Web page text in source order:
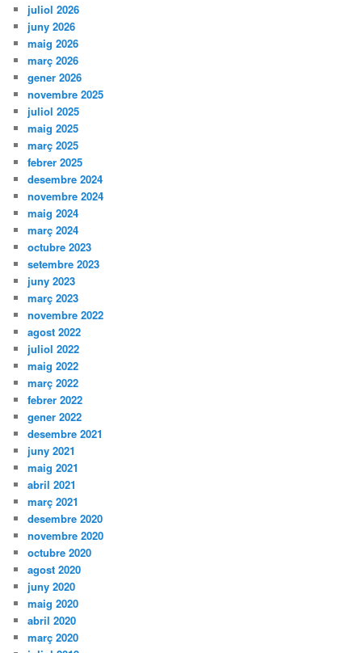
juliol 2026
juny 2026
maig 2026
març 2026
gener 2026
novembre 2025
juliol 2025
maig 2025
març 2025
febrer 2025
desembre 2024
novembre 2024
maig 2024
març 2024
octubre 2023
setembre 2023
juny 2023
març 2023
novembre 2022
agost 2022
juliol 2022
maig 2022
març 2022
febrer 2022
gener 2022
desembre 2021
juny 2021
maig 2021
abril 2021
març 2021
desembre 2020
novembre 2020
octubre 2020
agost 2020
juny 2020
maig 2020
abril 2020
març 2020